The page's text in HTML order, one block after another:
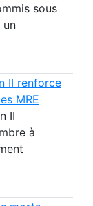
sous
un
II renforce
MRE
II
à